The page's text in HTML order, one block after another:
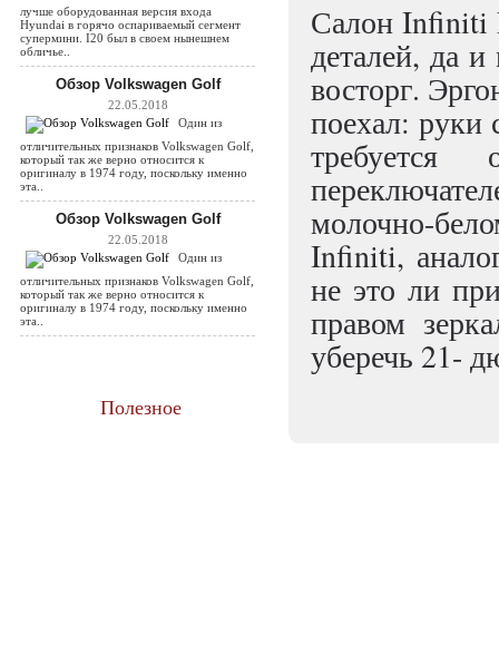
лучше оборудованная версия входа
Hyundai в горячо оспариваемый сегмент
супермини. I20 был в своем нынешнем
обличье..
Обзор Volkswagen Golf
22.05.2018
Один из
отличительных признаков Volkswagen Golf,
который так же верно относится к
оригиналу в 1974 году, поскольку именно
эта..
Обзор Volkswagen Golf
22.05.2018
Один из
отличительных признаков Volkswagen Golf,
который так же верно относится к
оригиналу в 1974 году, поскольку именно
эта..
Полезное
Салон Infiniti
деталей, да
восторг.
поехал: руки
молочно-
Infiniti,
не это ли
правом
уберечь 21-